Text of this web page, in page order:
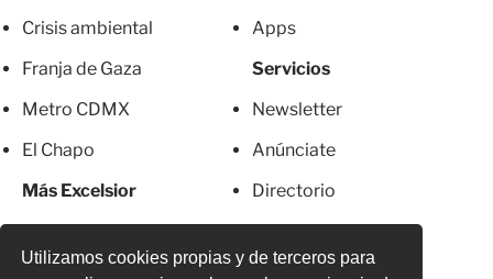
Utilizamos cookies propias y de terceros para
Crisis ambiental
Franja de Gaza
Metro CDMX
El Chapo
Más Excelsior
Apps
Servicios
Newsletter
Anúnciate
Directorio